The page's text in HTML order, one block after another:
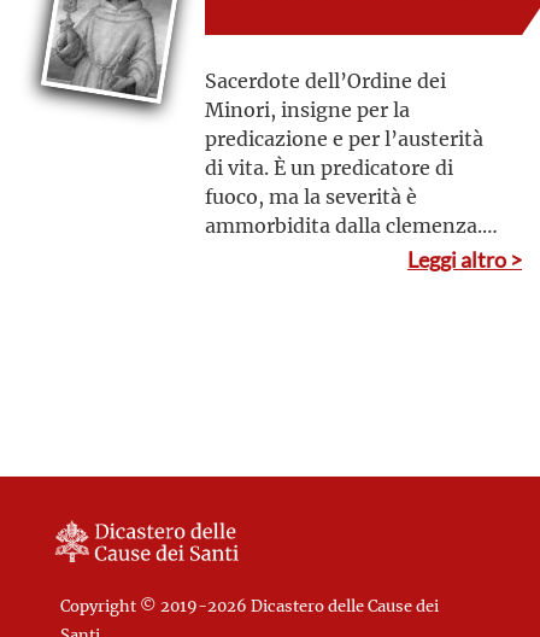
Sacerdote dell’Ordine dei
Minori, insigne per la
predicazione e per l’austerità
di vita. È un predicatore di
fuoco, ma la severità è
ammorbidita dalla clemenza.
Marchigiano, diventaLeggi altro >
Copyright © 2019-2026 Dicastero delle Cause dei